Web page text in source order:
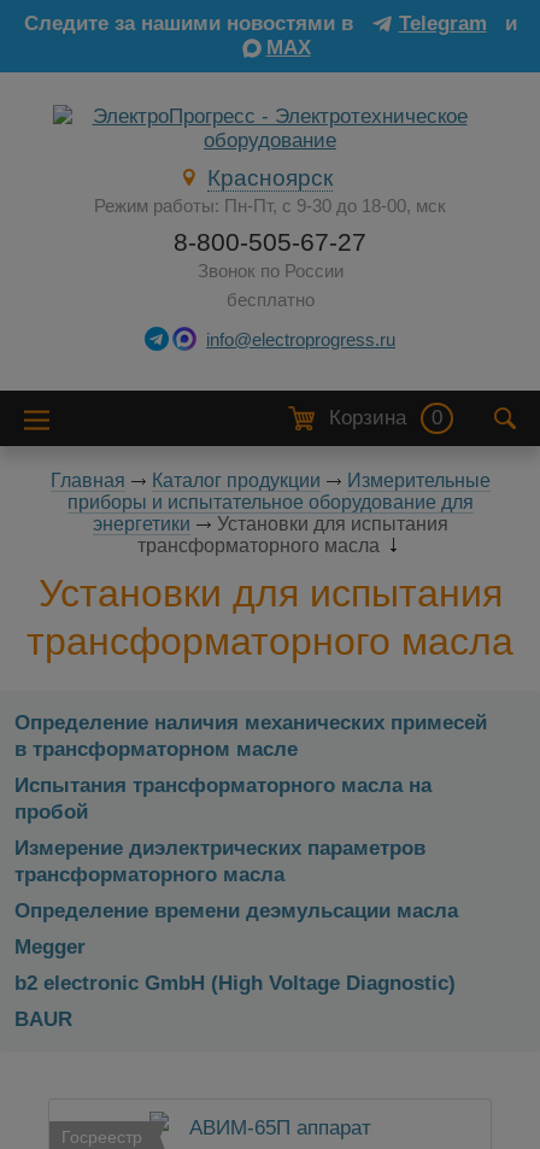
Следите за нашими новостями в Telegram
и
MAX
Красноярск
Режим работы: Пн-Пт, с 9-30 до 18-00, мск
8-800-505-67-27
Звонок по России
бесплатно
info@electroprogress.ru
Корзина 0
Главная Каталог продукции
Измерительные
приборы и испытательное оборудование для
энергетики
Установки для испытания
трансформаторного масла
Установки для испытания
трансформаторного масла
Определение наличия механических примесей
в трансформаторном масле
Испытания трансформаторного масла на
пробой
Измерение диэлектрических параметров
трансформаторного масла
Определение времени деэмульсации масла
Megger
b2 electronic GmbH (High Voltage Diagnostic)
BAUR
Госреестр